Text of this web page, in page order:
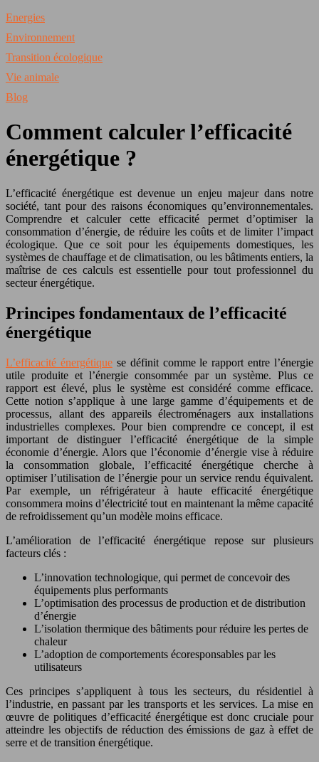
Energies
Environnement
Transition écologique
Vie animale
Blog
Comment calculer l’efficacité
énergétique ?
L’efficacité énergétique est devenue un enjeu majeur dans notre
société, tant pour des raisons économiques qu’environnementales.
Comprendre et calculer cette efficacité permet d’optimiser la
consommation d’énergie, de réduire les coûts et de limiter l’impact
écologique. Que ce soit pour les équipements domestiques, les
systèmes de chauffage et de climatisation, ou les bâtiments entiers, la
maîtrise de ces calculs est essentielle pour tout professionnel du
secteur énergétique.
Principes fondamentaux de l’efficacité
énergétique
L’efficacité énergétiquese définit comme le rapport entre l’énergie
utile produite et l’énergie consommée par un système. Plus ce
rapport est élevé, plus le système est considéré comme efficace.
Cette notion s’applique à une large gamme d’équipements et de
processus, allant des appareils électroménagers aux installations
industrielles complexes. Pour bien comprendre ce concept, il est
important de distinguer l’efficacité énergétique de la simple
économie d’énergie. Alors que l’économie d’énergie vise à réduire
la consommation globale, l’efficacité énergétique cherche à
optimiser l’utilisation de l’énergie pour un service rendu équivalent.
Par exemple, un réfrigérateur à haute efficacité énergétique
consommera moins d’électricité tout en maintenant la même capacité
de refroidissement qu’un modèle moins efficace.
L’amélioration de l’efficacité énergétique repose sur plusieurs
facteurs clés :
L’innovation technologique, qui permet de concevoir des
équipements plus performants
L’optimisation des processus de production et de distribution
d’énergie
L’isolation thermique des bâtiments pour réduire les pertes de
chaleur
L’adoption de comportements écoresponsables par les
utilisateurs
Ces principes s’appliquent à tous les secteurs, du résidentiel à
l’industrie, en passant par les transports et les services. La mise en
œuvre de politiques d’efficacité énergétique est donc cruciale pour
atteindre les objectifs de réduction des émissions de gaz à effet de
serre et de transition énergétique.